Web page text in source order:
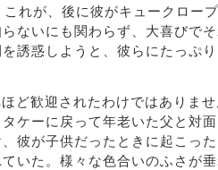
れが、後に彼がキュークロー
ないにも関わらず、大喜びで
誘惑しようと、彼らにたっぷ
ど歓迎されたわけではありま
ケーに戻って年老いた父と対
彼が子供だったときに起こっ
いた。様々な色合いのふさが